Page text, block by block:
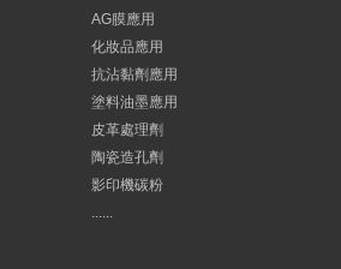
AG膜應用
化妝品應用
抗沾黏劑應用
塗料油墨應用
皮革處理劑
陶瓷造孔劑
影印機碳粉